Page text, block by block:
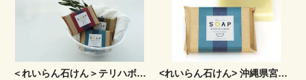
＜れいらん石けん＞テリハボク、シーベリー、ジャムウ3個セット <れいらん石けん> 沖縄県宮古島産 テリハボクオイル入り